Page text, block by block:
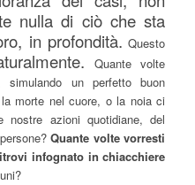
nulla di ciò che sta
in profondità. Questo
Quante volte
simulando un perfetto buon
morte nel cuore, o la noia ci
nostre azioni quotidiane, del
Quante volte vorresti
infognato in chiacchiere